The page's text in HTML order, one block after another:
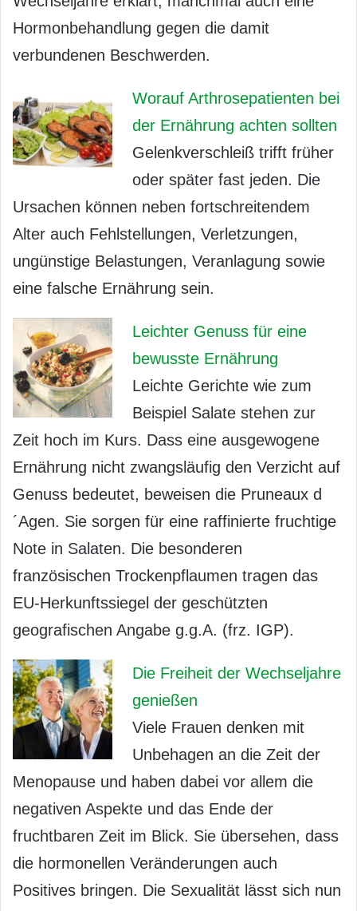
Hormonbehandlung gegen die damit
verbundenen Beschwerden.
Worauf Arthrosepatienten bei
der Ernährung achten sollten
Gelenkverschleiß trifft früher
oder später fast jeden. Die
Ursachen können neben fortschreitendem
Alter auch Fehlstellungen, Verletzungen,
ungünstige Belastungen, Veranlagung sowie
eine falsche Ernährung sein.
Leichter Genuss für eine
bewusste Ernährung
Leichte Gerichte wie zum
Beispiel Salate stehen zur
Zeit hoch im Kurs. Dass eine ausgewogene
Ernährung nicht zwangsläufig den Verzicht auf
Genuss bedeutet, beweisen die Pruneaux d
´Agen. Sie sorgen für eine raffinierte fruchtige
Note in Salaten. Die besonderen
französischen Trockenpflaumen tragen das
EU-Herkunftssiegel der geschützten
geografischen Angabe g.g.A. (frz. IGP).
Die Freiheit der Wechseljahre
genießen
Viele Frauen denken mit
Unbehagen an die Zeit der
Menopause und haben dabei vor allem die
negativen Aspekte und das Ende der
fruchtbaren Zeit im Blick. Sie übersehen, dass
die hormonellen Veränderungen auch
Positives bringen. Die Sexualität lässt sich nun